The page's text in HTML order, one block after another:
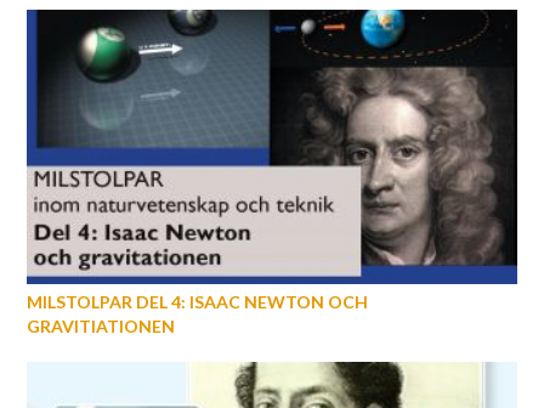
MILSTOLPAR DEL 4: ISAAC NEWTON OCH
GRAVITIATIONEN